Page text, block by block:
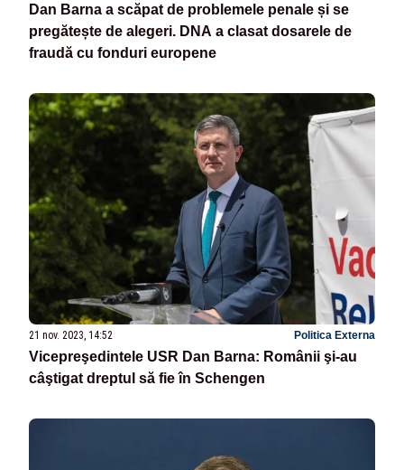
Dan Barna a scăpat de problemele penale și se
pregătește de alegeri. DNA a clasat dosarele de
fraudă cu fonduri europene
21 nov. 2023, 14:52 Politica Externa
Vicepreşedintele USR Dan Barna: Românii şi-au
câştigat dreptul să fie în Schengen